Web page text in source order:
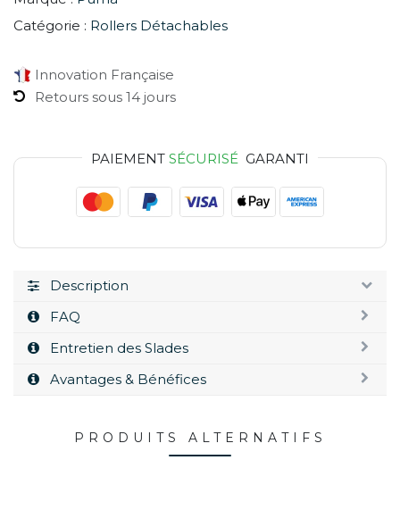
Catégorie : Rollers Détachables
Innovation Française
Retours sous 14 jours
PAIEMENT SÉCURISÉ GARANTI
Description
FAQ
Entretien des Slades
Avantages & Bénéfices
PRODUITS ALTERNATIFS